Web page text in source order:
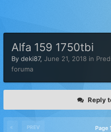
Alfa 159 1750tbi
By deki87, June 21, 2018 in
foruma
Reply
PREV Page